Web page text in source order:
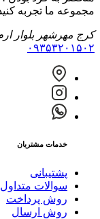
مجموعه ما تجربه
کرج مهرشهر بلوار
۰۹۳۵۳۲۰۱۵۰۲
خدمات مشتریان
پشتیبانی
سوالات متداول
روش پرداخت
روش ارسال